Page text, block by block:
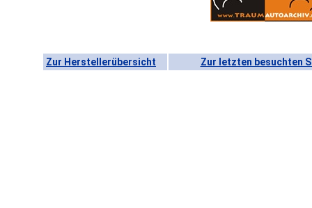
Zur Herstellerübersicht Zur letzten besuchten